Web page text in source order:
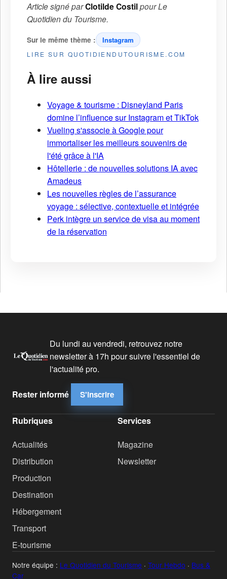
Article signé parClotilde CostilpourLe
Quotidien du Tourisme.
Sur le même thème : Instagram
LIRE SUR QUOTIDIENDUTOURISME.COM
À lire aussi
Voyage & tourisme : Disneyland Paris
domine l’influence sur Instagram et TikTok
Vueling s'associe à Google pour
immortaliser les meilleurs souvenirs de
l'été grâce à l'IA
Hôtellerie : de nouvelles solutions IA avec
Amadeus
Les nouvelles règles de l’assurance
voyage : sélective, contextuelle et intégrée
Perk intègre un service de visa au moment
de la réservation
Du lundi au vendredi, retrouvez notre
newsletter à 17h pour suivre l'essentiel de
l'actualité pro.
Rester informé S'inscrire
Rubriques
Actualités
Distribution
Production
Destination
Hébergement
Transport
E-tourisme
Services
Magazine
Newsletter
Notre équipe : Le Quotidien du Tourisme · Tour Hebdo · Bus &
Car